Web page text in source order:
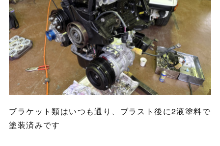
ブラケット類はいつも通り、ブラスト後に2液塗料で
塗装済みです